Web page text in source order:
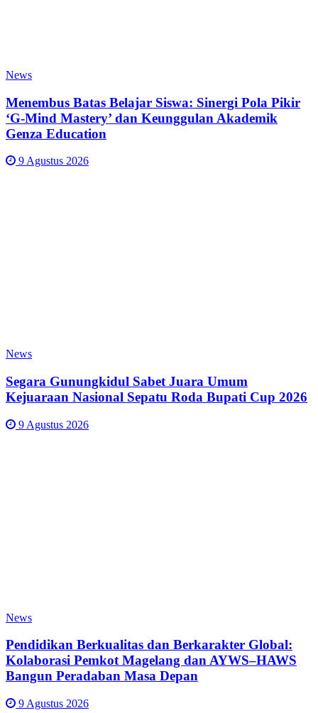
News
Menembus Batas Belajar Siswa: Sinergi Pola Pikir
‘G-Mind Mastery’ dan Keunggulan Akademik
Genza Education
9 Agustus 2026
News
Segara Gunungkidul Sabet Juara Umum
Kejuaraan Nasional Sepatu Roda Bupati Cup 2026
9 Agustus 2026
News
Pendidikan Berkualitas dan Berkarakter Global:
Kolaborasi Pemkot Magelang dan AYWS–HAWS
Bangun Peradaban Masa Depan
9 Agustus 2026